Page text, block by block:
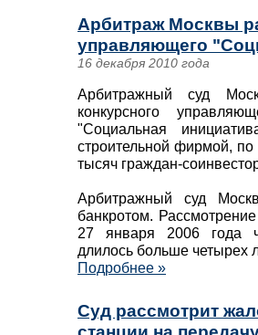
Арбитраж Москвы
управляющего
16 декабря 2010 года
Арбитражный суд
конкурсного
"Социальная
строительной фирмой,
тысяч граждан-
Арбитражный суд
банкротом.
27 января 2006 года
длилось больше четырех
Подробнее »
Суд рассмотрит